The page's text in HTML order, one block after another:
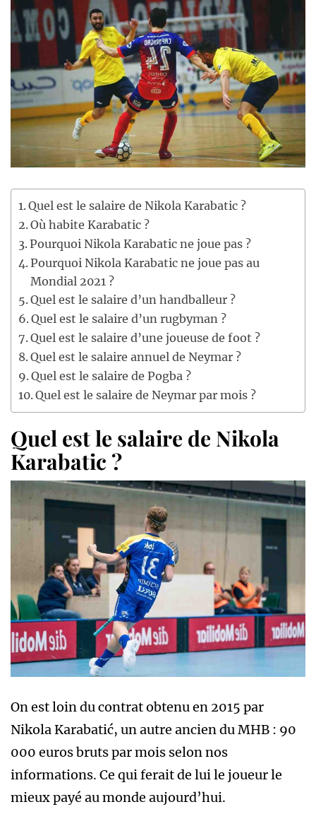
Quel est le salaire de Nikola Karabatic ?
Où habite Karabatic ?
Pourquoi Nikola Karabatic ne joue pas ?
Pourquoi Nikola Karabatic ne joue pas au
Mondial 2021 ?
Quel est le salaire d’un handballeur ?
Quel est le salaire d’un rugbyman ?
Quel est le salaire d’une joueuse de foot ?
Quel est le salaire annuel de Neymar ?
Quel est le salaire de Pogba ?
Quel est le salaire de Neymar par mois ?
Quel est le salaire de Nikola
Karabatic ?
On est loin du contrat obtenu en 2015 par
Nikola Karabatić, un autre ancien du MHB : 90
000 euros bruts par mois selon nos
informations. Ce qui ferait de lui le joueur le
mieux payé au monde aujourd’hui.